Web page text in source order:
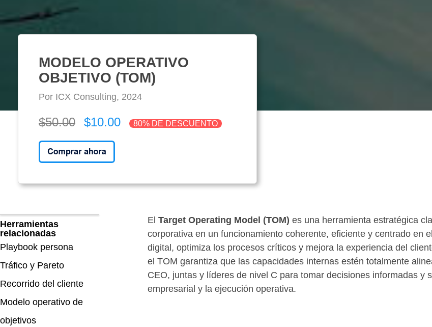
MODELO OPERATIVO
OBJETIVO (TOM)
Por ICX Consulting, 2024
$50.00 $10.00 80% DE DESCUENTO
Herramientas
relacionadas
Playbook persona
Tráfico y Pareto
Recorrido del cliente
Modelo operativo de
objetivos
El Target Operating Model (TOM) es una herramienta estratégica
corporativa en un funcionamiento coherente, eficiente y centrado en
digital, optimiza los procesos críticos y mejora la experiencia del
el TOM garantiza que las capacidades internas estén totalmente
CEO, juntas y líderes de nivel C para tomar decisiones informadas y
empresarial y la ejecución operativa.